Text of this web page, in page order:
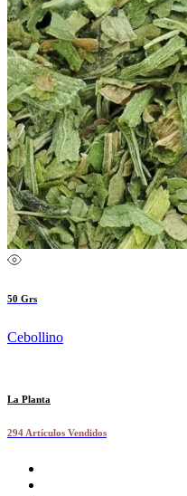
50 Grs
Cebollino
La Planta
294 Artículos Vendidos